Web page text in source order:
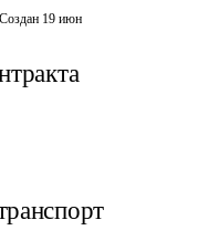
Создан 19 июн